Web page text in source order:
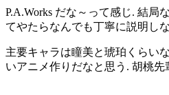
P.A.Works だな～って感じ. 結局
てやたらなんでも丁寧に説明し
主要キャラは瞳美と琥珀くらい
いアニメ作りだなと思う. 胡桃先